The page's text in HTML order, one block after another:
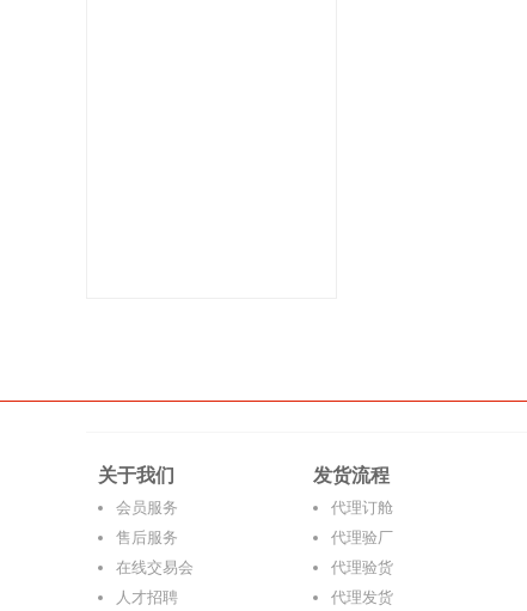
关于我们
会员服务
售后服务
在线交易会
人才招聘
发货流程
代理订舱
代理验厂
代理验货
代理发货